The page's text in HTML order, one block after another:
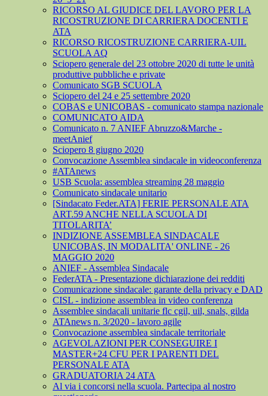
RICORSO AL GIUDICE DEL LAVORO PER LA
RICOSTRUZIONE DI CARRIERA DOCENTI E
ATA
RICORSO RICOSTRUZIONE CARRIERA-UIL
SCUOLA AQ
Sciopero generale del 23 ottobre 2020 di tutte le unità
produttive pubbliche e private
Comunicato SGB SCUOLA
Sciopero del 24 e 25 settembre 2020
COBAS e UNICOBAS - comunicato stampa nazionale
COMUNICATO AIDA
Comunicato n. 7 ANIEF Abruzzo&Marche -
meetAnief
Sciopero 8 giugno 2020
Convocazione Assemblea sindacale in videoconferenza
#ATAnews
USB Scuola: assemblea streaming 28 maggio
Comunicato sindacale unitario
[Sindacato Feder.ATA] FERIE PERSONALE ATA
ART.59 ANCHE NELLA SCUOLA DI
TITOLARITA’
INDIZIONE ASSEMBLEA SINDACALE
UNICOBAS, IN MODALITA' ONLINE - 26
MAGGIO 2020
ANIEF - Assemblea Sindacale
FederATA - Presentazione dichiarazione dei redditi
Comunicazione sindacale: garante della privacy e DAD
CISL - indizione assemblea in video conferenza
Assemblee sindacali unitarie flc cgil, uil, snals, gilda
ATAnews n. 3/2020 - lavoro agile
Convocazione assemblea sindacale territoriale
AGEVOLAZIONI PER CONSEGUIRE I
MASTER+24 CFU PER I PARENTI DEL
PERSONALE ATA
GRADUATORIA 24 ATA
Al via i concorsi nella scuola. Partecipa al nostro